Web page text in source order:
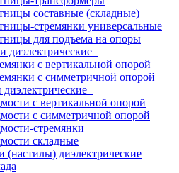
составные (складные)
стремянки универсальные
для подъема на опоры
диэлектрические
с вертикальной опорой
с симметричной опорой
с вертикальной опорой
с симметричной опорой
стремянки
складные
(настилы) диэлектрические